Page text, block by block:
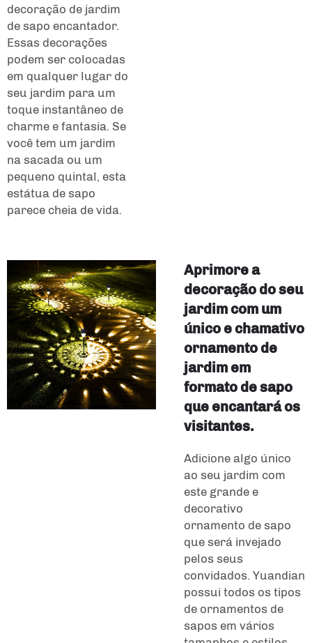
decoração de jardim
de sapo encantador.
Essas decorações
podem ser colocadas
em qualquer lugar do
seu jardim para um
toque instantâneo de
charme e fantasia. Se
você tem um jardim
na sacada ou um
pequeno quintal, esta
estátua de sapo
parece cheia de vida.
Aprimore a
decoração do seu
jardim com um
único e chamativo
ornamento de
jardim em
formato de sapo
que encantará os
visitantes.
Adicione algo único
ao seu jardim com
este grande e
decorativo
ornamento de sapo
que será invejado
pelos seus
convidados. Yuandian
possui todos os tipos
de ornamentos de
sapos em vários